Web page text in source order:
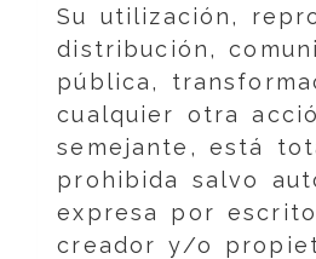
Su utilización,
distribución,
pública,
cualquier otra
semejante, está
prohibida salvo
expresa por
creador y/o